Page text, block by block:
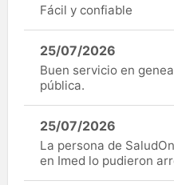
Fácil y confiable
25/07/2026
Buen servicio en
pública.
25/07/2026
La persona de
en Imed lo pudieron